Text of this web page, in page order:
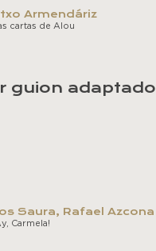
Armendáriz
cartas de Alou
guion adaptado
Saura, Rafael Azcona
Carmela!